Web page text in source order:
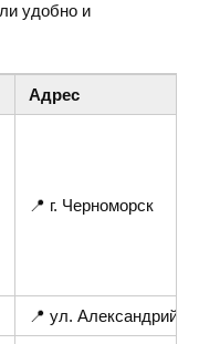
удобно и
Адрес
📍 г. Черноморск
📍 ул.